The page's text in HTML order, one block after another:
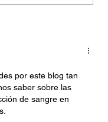
por este blog tan
saber sobre las
de sangre en